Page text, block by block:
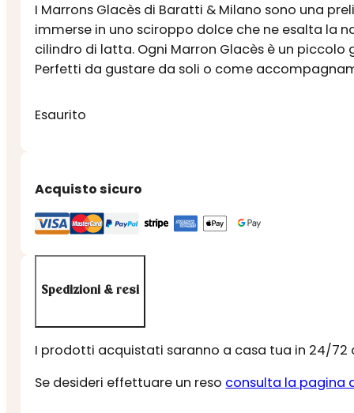
I Marrons Glacès di Baratti & Milano sono una
immerse in uno sciroppo dolce che ne esalta la
cilindro di latta. Ogni Marron Glacès è un
Perfetti da gustare da soli o come
Esaurito
Acquisto sicuro
Spedizioni & resi
I prodotti acquistati saranno a casa tua in 24/72
Se desideri effettuare un reso consulta la pagina